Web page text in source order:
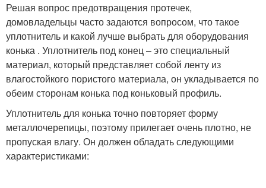
Решая вопрос предотвращения протечек,
домовладельцы часто задаются вопросом, что такое
уплотнитель и какой лучше выбрать для оборудования
конька . Уплотнитель под конец – это специальный
материал, который представляет собой ленту из
влагостойкого пористого материала, он укладывается по
обеим сторонам конька под коньковый профиль.
Уплотнитель для конька точно повторяет форму
металлочерепицы, поэтому прилегает очень плотно, не
пропуская влагу. Он должен обладать следующими
характеристиками: